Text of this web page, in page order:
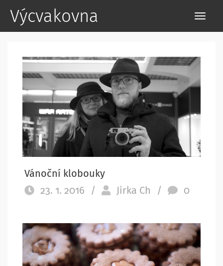
Výcvakovna
Vánoční klobouky
23. 1. 2016
/ Jirka Ch / 0